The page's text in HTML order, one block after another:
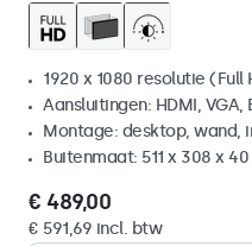
1920 x 1080 resolutie (Full
Aansluitingen: HDMI, VGA,
Montage: desktop, wand,
Buitenmaat: 511 x 308 x
€ 489,00
€ 591,69 incl. btw